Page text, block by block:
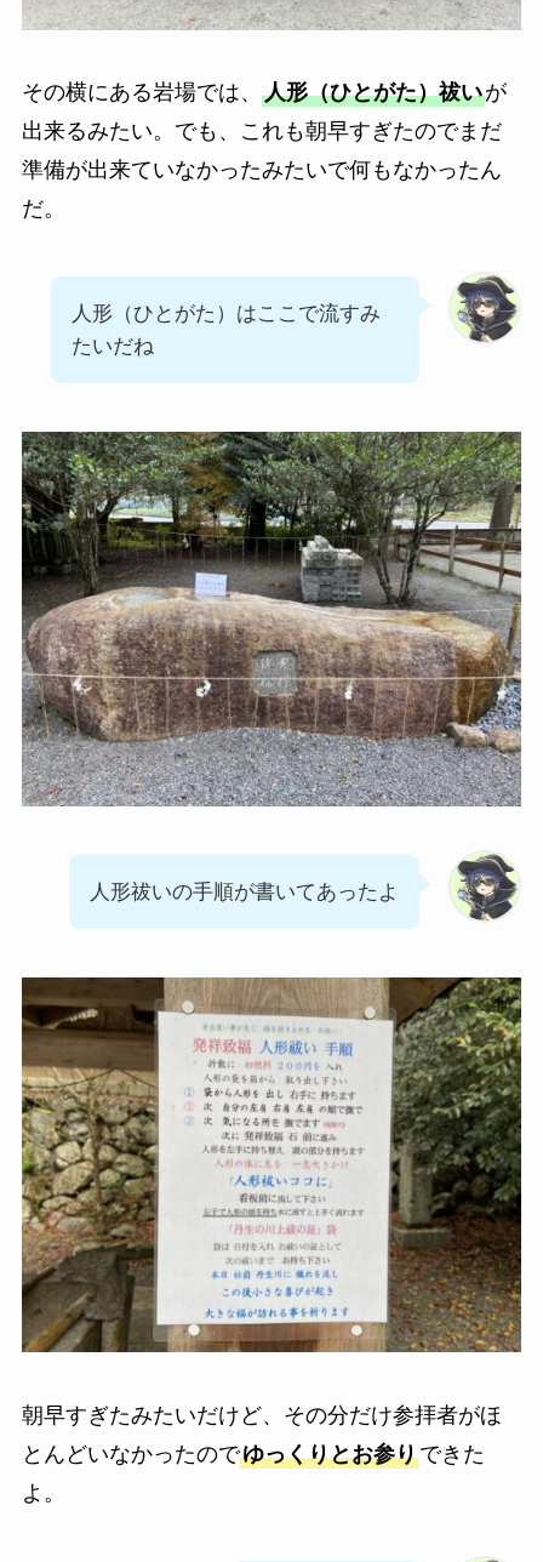
その横にある岩場では、 人形（ひとがた）祓いが
出来るみたい。でも、これも朝早すぎたのでまだ
準備が出来ていなかったみたいで何もなかったん
だ。
人形（ひとがた）はここで流すみ
たいだね
人形祓いの手順が書いてあったよ
朝早すぎたみたいだけど、その分だけ参拝者がほ
とんどいなかったのでゆっくりとお参りできた
よ。